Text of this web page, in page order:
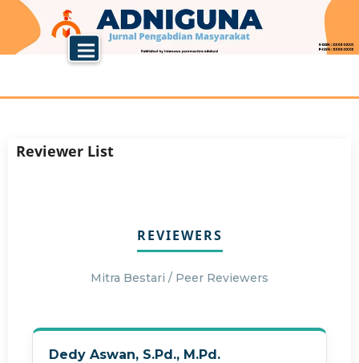
Reviewer List
REVIEWERS
Mitra Bestari / Peer Reviewers
Dedy Aswan, S.Pd., M.Pd.